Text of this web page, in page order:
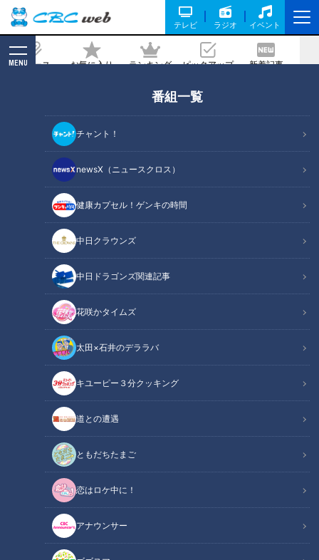
テレビ ラジオ イベント
ニュース お気に入り ランキング ピックアップ 新着記事
MENU
番組一覧
チャント！
newsX（ニュースクロス）
健康カプセル！ゲンキの時間
中日クラウンズ
中日ドラゴンズ関連記事
花咲かタイムズ
太田×石井のデララバ
キユーピー３分クッキング
道との遭遇
ともだちたまご
恋はロケ中に！
アナウンサー
いう新しい選択肢
2025/10/26 11:55
CBCテレビ me:tone編集部
me:tone
ヘルスケア
ロールモデルではなく、身近な「隣の女性」が持つリアルな本
音を取材することで、「今」を生きる女性たちを応援したい
――。 そんな思いから、CBCテレビは「me:tone編集部」を
立ち上げました。
今回のテーマは、近年、女性タレントやアスリートのSNS発信